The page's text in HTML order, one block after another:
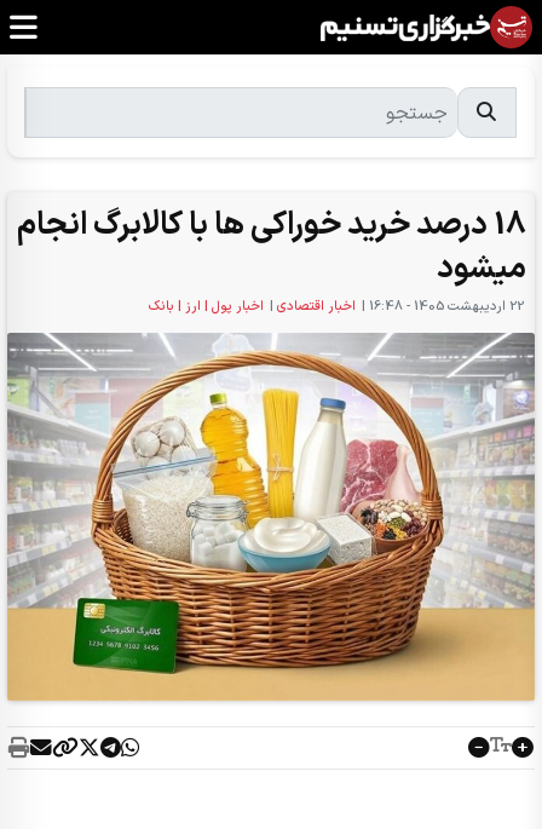
18 درصد خرید خوراکی ها با کالابرگ انجام
میشود
22 ارديبهشت 1405 - 16:48 | اخبار اقتصادی | اخبار پول | ارز | بانک